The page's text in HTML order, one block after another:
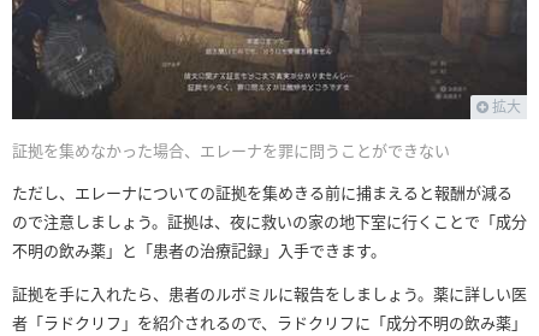
拡大
証拠を集めなかった場合、エレーナを罪に問うことができない
ただし、エレーナについての証拠を集めきる前に捕まえると報酬が減る
ので注意しましょう。証拠は、夜に救いの家の地下室に行くことで「成分
不明の飲み薬」と「患者の治療記録」入手できます。
証拠を手に入れたら、患者のルボミルに報告をしましょう。薬に詳しい医
者「ラドクリフ」を紹介されるので、ラドクリフに「成分不明の飲み薬」